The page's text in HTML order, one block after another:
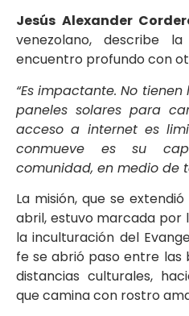
Jesús Alexander
venezolano, describe
encuentro profundo con
“Es impactante. No
paneles solares para
acceso a internet es
conmueve es su
comunidad, en medio de
La misión, que se
abril, estuvo marcada por
la inculturación del
fe se abrió paso entre las
distancias culturales,
que camina con rostro